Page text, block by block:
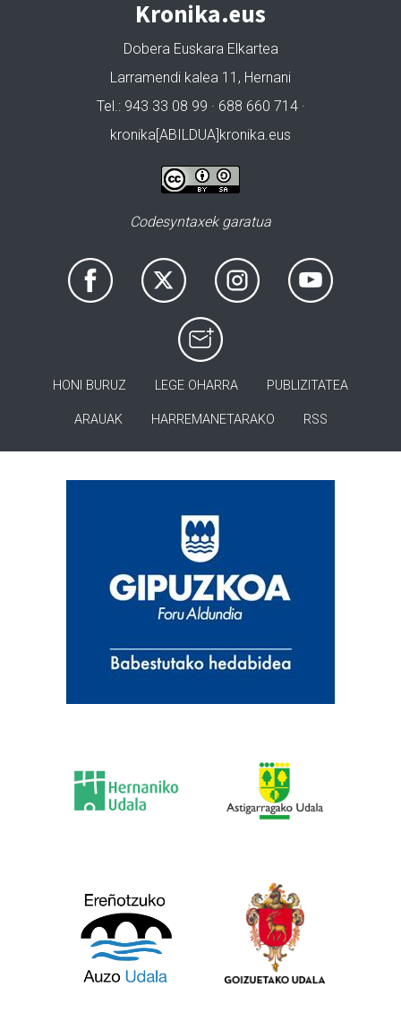
Kronika.eus
Dobera Euskara Elkartea
Larramendi kalea 11, Hernani
Tel.: 943 33 08 99 · 688 660 714 ·
kronika[ABILDUA]kronika.eus
Codesyntaxek garatua
HONI BURUZ LEGE OHARRA PUBLIZITATEA
ARAUAK HARREMANETARAKO RSS